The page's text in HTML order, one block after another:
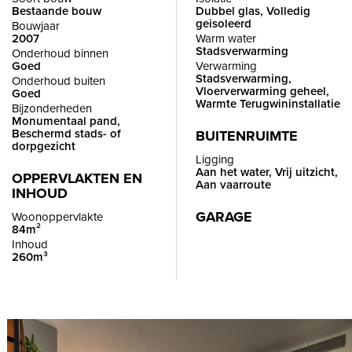
Enthousiast geworden? Maak vrijblijvend een
bezichtigingsafspraak om zelf het prachtige uitzicht vanuit het
appartement te bewonderen.
INDELING
BEGANE GROND
Via de hoofdentree, waar ook de huismeester is gevestigd, is
er toegang tot de brievenbussen, lift/trappenhuis,
parkeergarage van Q-park en gezamenlijke fietsenstalling.
ACHTSTE VERDIEPING
Entree van het appartement in de hal met videobelsysteem,
toegang tot het moderne toilet met fonteintje, de slaapkamers
Zodra je de woonkamer binnen stapt wordt de aandacht
direct getrokken naar het fantastische uitzicht!
Bestaande bouw
Bouwjaar
2007
Onderhoud binnen
Goed
Onderhoud buiten
Goed
Bijzonderheden
Monumentaal pand,
Beschermd stads- of
dorpgezicht
OPPERVLAKTEN EN
INHOUD
Woonoppervlakte
84m²
Inhoud
260m³
Dubbel glas, Volledig
geisoleerd
Warm water
Stadsverwarming
Verwarming
Stadsverwarming,
Vloerverwarming geheel,
Warmte Terugwininstallatie
BUITENRUIMTE
Ligging
Aan het water, Vrij uitzicht,
Aan vaarroute
GARAGE